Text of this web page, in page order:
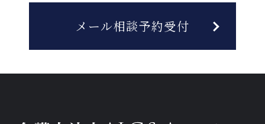
メール相談予約受付